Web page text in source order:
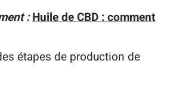
:Huile de CBD : comment
étapes de production de